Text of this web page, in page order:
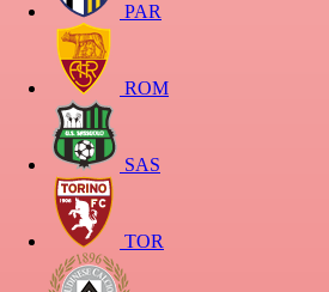
PAR
ROM
SAS
TOR